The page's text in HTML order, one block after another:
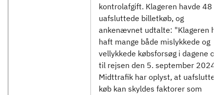
kontrolafgift. Klageren havde 48
uafsluttede billetkøb, og
ankenævnet udtalte: "Klageren
haft mange både mislykkede og
vellykkede købsforsøg i dagene op
til rejsen den 5. september 2024.
Midttrafik har oplyst, at
køb kan skyldes faktorer som